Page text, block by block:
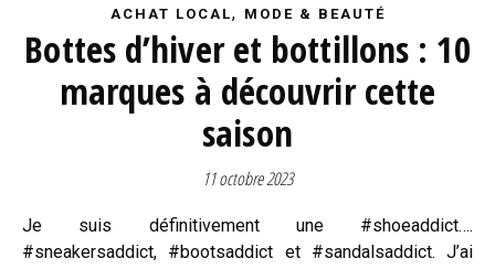
ACHAT LOCAL, MODE & BEAUTÉ
Bottes d’hiver et bottillons : 10
marques à découvrir cette
saison
11 octobre 2023
Je suis définitivement une #shoeaddict….
#sneakersaddict, #bootsaddict et #sandalsaddict. J’ai